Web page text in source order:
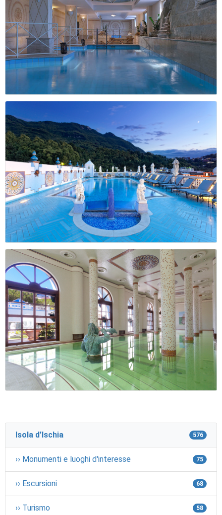
Isola d'Ischia 576
›› Monumenti e luoghi d'interesse 75
›› Escursioni 68
›› Turismo 58